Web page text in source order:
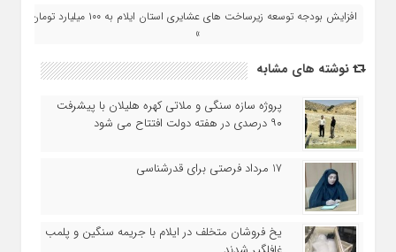
افزایش بودجه توسعه زیرساخت‌ های عشایری استان ایلام به ۱۰۰ میلیارد تومان
»
نوشته های مشابه
پروژه سازه سنگی و ملاتی کهره هلیلان با پیشرفت
۹۰ درصدی در هفته دولت افتتاح می شود
17 مرداد فرصتی برای قدرشناسی
یخ‌ فروشان متخلف در ایلام با جریمه سنگین و پلمب